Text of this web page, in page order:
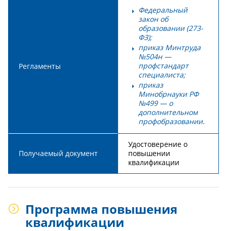
Регламенты
Федеральный
закон об
образовании (273-
ФЗ);
приказ Минтруда
№504н —
профстандарт
специалиста;
приказ
Минобрнауки РФ
№499 — о
дополнительном
профобразовании.
Получаемый документ
Удостоверение о
повышении
квалификации
Программа повышения
квалификации